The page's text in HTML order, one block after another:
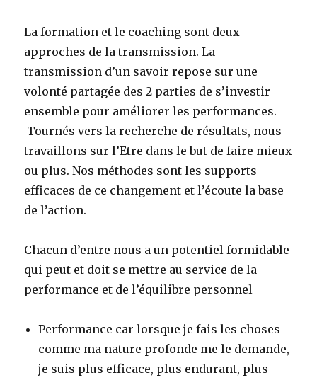
La formation et le coaching sont deux
approches de la transmission. La
transmission d’un savoir repose sur une
volonté partagée des 2 parties de s’investir
ensemble pour améliorer les performances.
Tournés vers la recherche de résultats, nous
travaillons sur l’Etre dans le but de faire mieux
ou plus. Nos méthodes sont les supports
efficaces de ce changement et l’écoute la base
de l’action.
Chacun d’entre nous a un potentiel formidable
qui peut et doit se mettre au service de la
performance et de l’équilibre personnel
Performance car lorsque je fais les choses
comme ma nature profonde me le demande,
je suis plus efficace, plus endurant, plus